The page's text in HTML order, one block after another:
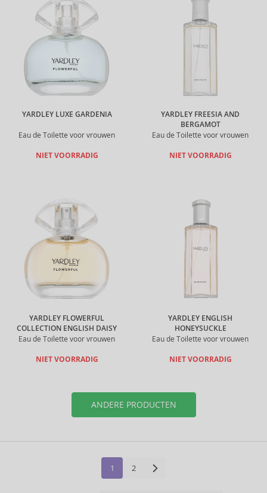
YARDLEY LUXE GARDENIA
Eau de Toilette voor vrouwen
NIET VOORRADIG
YARDLEY FREESIA AND
BERGAMOT
Eau de Toilette voor vrouwen
NIET VOORRADIG
YARDLEY FLOWERFUL
COLLECTION ENGLISH DAISY
Eau de Toilette voor vrouwen
NIET VOORRADIG
YARDLEY ENGLISH
HONEYSUCKLE
Eau de Toilette voor vrouwen
NIET VOORRADIG
ANDERE PRODUCTEN
1 2